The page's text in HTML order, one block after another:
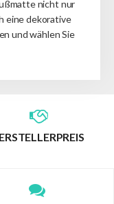
nicht nur
eine dekorative
und wählen Sie